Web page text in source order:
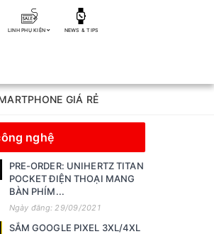
LINH PHỤ KIỆN NEWS & TIPS
GIÁ RẺ
nghệ
PRE-ORDER: UNIHERTZ TITAN
POCKET ĐIỆN THOẠI MANG
BÀN PHÍM...
Ngày đăng: 29/09/2021
SẮM GOOGLE PIXEL 3XL/4XL